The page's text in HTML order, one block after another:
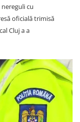
cu
oficială trimisă
Cluj a a